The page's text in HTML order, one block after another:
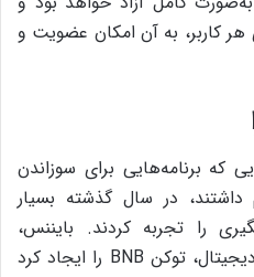
کاربر، به آن امکان عضویت و
که برنامه‌هایی برای سوزاندن
در سال گذشته بسیار
را تجربه کردند. بایننس،
به‌عنوان صرافی پیشتاز ارزهای دیجیتال، توکن BNB را ایجاد کرد